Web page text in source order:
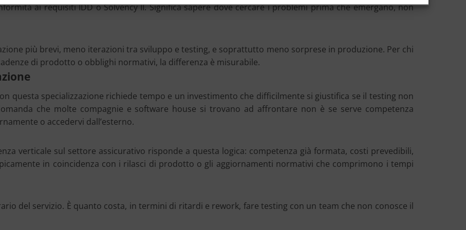
ai requisiti IDD o Solvency II. Significa sapere dove cercare i problemi prima che emergano, non
più brevi, meno iterazioni tra sviluppo e testing, e soprattutto meno sorprese in produzione. Per chi
di prodotto o obblighi normativi, la differenza è misurabile.
questa specializzazione richiede tempo e un investimento che difficilmente si giustifica se il testing non
che molte compagnie e software house si trovano ad affrontare non è se serve competenza
o accedervi dall’esterno.
verticale sul settore assicurativo risponde a questa logica: competenza già formata, costi prevedibili,
in coincidenza con i rilasci di prodotto o gli aggiornamenti normativi che comprimono i tempi
del servizio. È quanto costa, in termini di ritardi e rework, fare testing con un team che non conosce il